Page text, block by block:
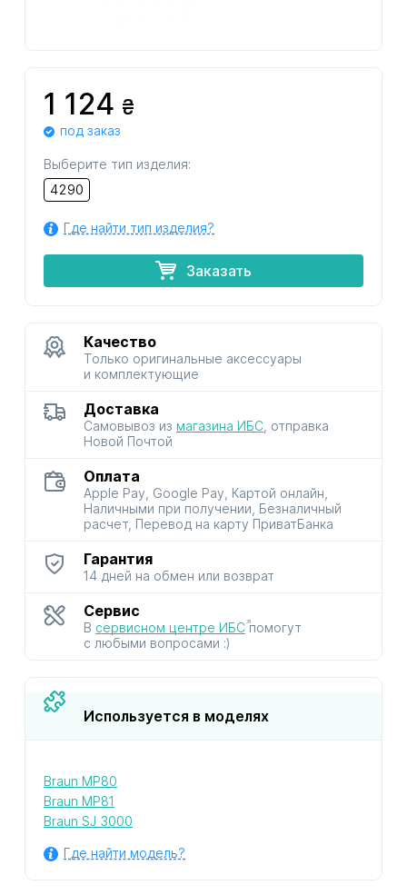
1 124 ₴
под заказ
Выберите тип изделия:
4290
Где найти тип изделия?
Заказать
Качество
Только оригинальные аксессуары
и комплектующие
Доставка
Самовывоз из магазина ИБС , отправка
Новой Почтой
Оплата
Apple Pay, Google Pay, Картой онлайн,
Наличными при получении, Безналичный
расчет, Перевод на карту ПриватБанка
Гарантия
14 дней на обмен или возврат
Сервис
В сервисном центре ИБСпомогут
с любыми вопросами :)
Используется в моделях
Braun MP80
Braun MP81
Braun SJ 3000
Где найти модель?